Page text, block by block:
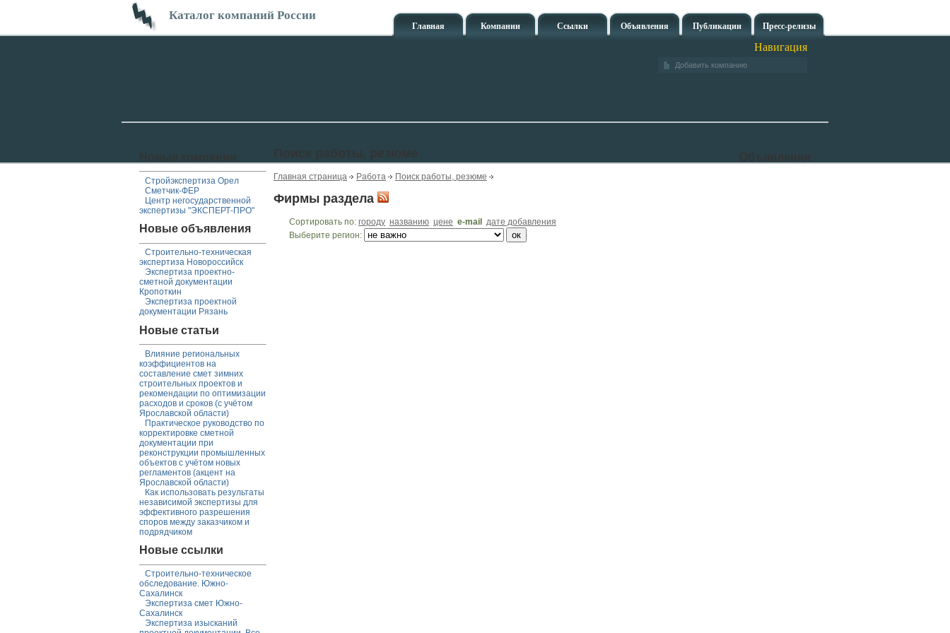
Каталог компаний России
Главная Компании Ссылки Объявления Публикации Пресс-релизы
Навигация
Добавить компанию
Стройэкспертиза Орел
Сметчик-ФЕР
Центр негосударственной
экспертизы "ЭКСПЕРТ-ПРО"
Новые объявления
Строительно-техническая
экспертиза Новороссийск
Экспертиза проектно-
сметной документации
Кропоткин
Экспертиза проектной
документации Рязань
Новые статьи
Влияние региональных
коэффициентов на
составление смет зимних
строительных проектов и
рекомендации по оптимизации
расходов и сроков (с учётом
Ярославской области)
Практическое руководство по
корректировке сметной
документации при
реконструкции промышленных
объектов с учётом новых
регламентов (акцент на
Ярославской области)
Как использовать результаты
независимой экспертизы для
эффективного разрешения
споров между заказчиком и
подрядчиком
Новые ссылки
Строительно-техническое
обследование. Южно-
Сахалинск
Экспертиза смет Южно-
Сахалинск
Экспертиза изысканий
Главная страница Работа Поиск работы, резюме
Фирмы раздела
Сортировать по: городу названию цене e-mail дате добавления
Выберите регион: